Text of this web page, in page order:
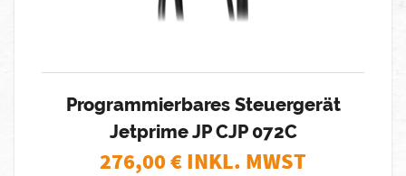
Programmierbares Steuergerät
Jetprime JP CJP 072C
276,00€ INKL. MWST